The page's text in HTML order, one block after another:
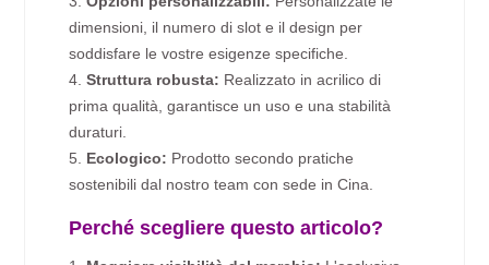
dimensioni, il numero di slot e il design per
soddisfare le vostre esigenze specifiche.
4.Struttura robusta: Realizzato in acrilico di
prima qualità, garantisce un uso e una stabilità
duraturi.
5. Ecologico: Prodotto secondo pratiche
sostenibili dal nostro team con sede in Cina.
Perché scegliere questo articolo?